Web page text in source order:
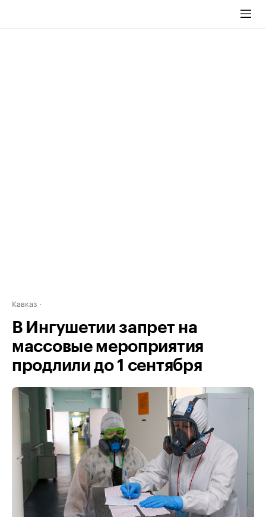
Кавказ
В Ингушетии запрет на
массовые мероприятия
продлили до 1 сентября